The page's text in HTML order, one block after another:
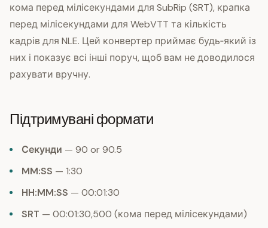
кома перед мілісекундами для SubRip (SRT), крапка
перед мілісекундами для WebVTT та кількість
кадрів для NLE. Цей конвертер приймає будь‑який із
них і показує всі інші поруч, щоб вам не доводилося
рахувати вручну.
Підтримувані формати
Секунди — 90 or 90.5
MM:SS — 1:30
HH:MM:SS — 00:01:30
SRT — 00:01:30,500 (кома перед мілісекундами)